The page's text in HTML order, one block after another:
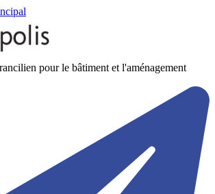
pour le bâtiment et l'aménagement